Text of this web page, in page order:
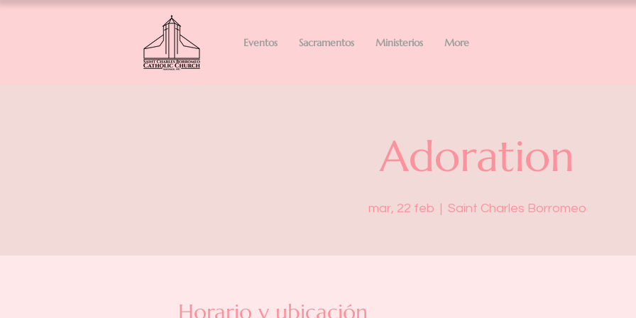
Eventos Sacramentos Ministerios More
Adoration
mar, 22 feb
  |
Saint Charles Borromeo
Horario y ubicación